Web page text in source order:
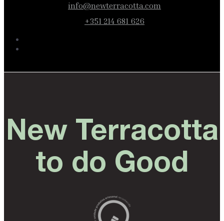
info@newterracotta.com
+351 214 681 626
New Terracotta
to do Good